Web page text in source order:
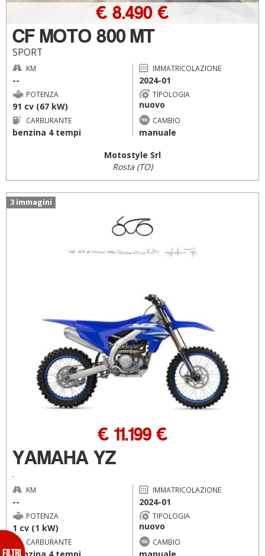
CF MOTO 800 MT
SPORT
€ 8.490 €
KM
--
IMMATRICOLAZIONE
2024-01
POTENZA
91 cv (67 kW)
TIPOLOGIA
nuovo
CARBURANTE
benzina 4 tempi
CAMBIO
manuale
Motostyle Srl
Rosta (TO)
3 immagini
YAMAHA YZ
.
€ 11.199 €
KM
--
IMMATRICOLAZIONE
2024-01
POTENZA
1 cv (1 kW)
TIPOLOGIA
nuovo
CARBURANTE CAMBIO